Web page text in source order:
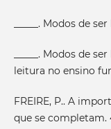
_____. Modos de
_____. Modos de
leitura no ensino
FREIRE, P.. A
que se completam.